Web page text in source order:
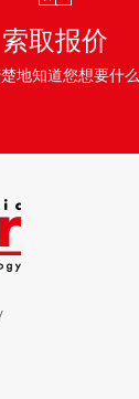
索取报价
地知道您想要什么